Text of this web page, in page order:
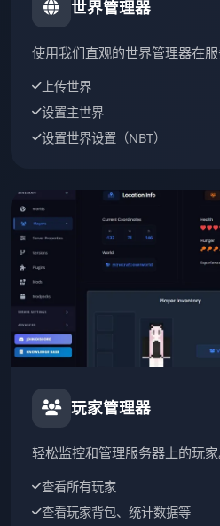
世界管理器
使用我们直观的世界管理器在服
上传世界
设置主世界
设置世界设置（NBT）
玩家管理器
轻松监控和管理服务器上的玩家
查看所有玩家
查看玩家背包、统计数据等